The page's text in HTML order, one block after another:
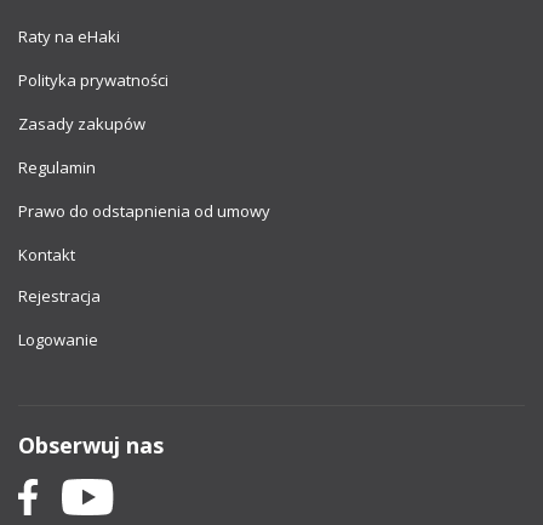
Raty na eHaki
Polityka prywatności
Zasady zakupów
Regulamin
Prawo do odstapnienia od umowy
Kontakt
Rejestracja
Logowanie
Obserwuj nas